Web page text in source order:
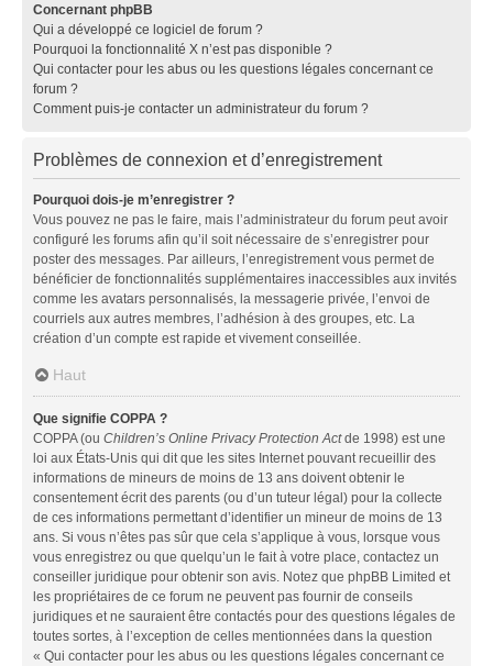
Concernant phpBB
Qui a développé ce logiciel de forum ?
Pourquoi la fonctionnalité X n’est pas disponible ?
Qui contacter pour les abus ou les questions légales concernant ce
forum ?
Comment puis-je contacter un administrateur du forum ?
Problèmes de connexion et d’enregistrement
Pourquoi dois-je m’enregistrer ?
Vous pouvez ne pas le faire, mais l’administrateur du forum peut avoir
configuré les forums afin qu’il soit nécessaire de s’enregistrer pour
poster des messages. Par ailleurs, l’enregistrement vous permet de
bénéficier de fonctionnalités supplémentaires inaccessibles aux invités
comme les avatars personnalisés, la messagerie privée, l’envoi de
courriels aux autres membres, l’adhésion à des groupes, etc. La
création d’un compte est rapide et vivement conseillée.
Haut
Que signifie COPPA ?
COPPA (ou Children’s Online Privacy Protection Actde 1998) est une
loi aux États-Unis qui dit que les sites Internet pouvant recueillir des
informations de mineurs de moins de 13 ans doivent obtenir le
consentement écrit des parents (ou d’un tuteur légal) pour la collecte
de ces informations permettant d’identifier un mineur de moins de 13
ans. Si vous n’êtes pas sûr que cela s’applique à vous, lorsque vous
vous enregistrez ou que quelqu’un le fait à votre place, contactez un
conseiller juridique pour obtenir son avis. Notez que phpBB Limited et
les propriétaires de ce forum ne peuvent pas fournir de conseils
juridiques et ne sauraient être contactés pour des questions légales de
toutes sortes, à l’exception de celles mentionnées dans la question
« Qui contacter pour les abus ou les questions légales concernant ce